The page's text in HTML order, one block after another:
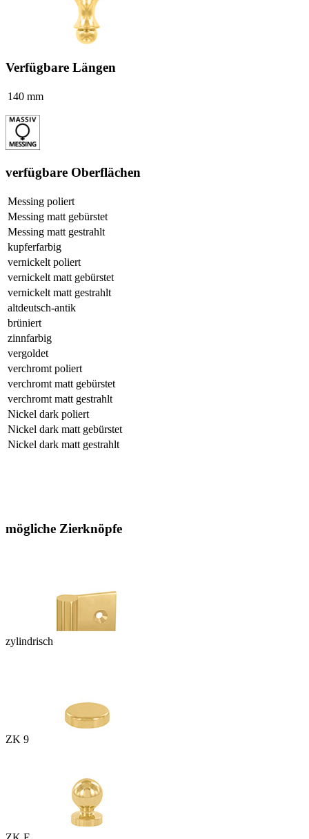
Verfügbare Längen
140 mm
verfügbare Oberflächen
Messing poliert
Messing matt gebürstet
Messing matt gestrahlt
kupferfarbig
vernickelt poliert
vernickelt matt gebürstet
vernickelt matt gestrahlt
altdeutsch-antik
brüniert
zinnfarbig
vergoldet
verchromt poliert
verchromt matt gebürstet
verchromt matt gestrahlt
Nickel dark poliert
Nickel dark matt gebürstet
Nickel dark matt gestrahlt
mögliche Zierknöpfe
zylindrisch
ZK 9